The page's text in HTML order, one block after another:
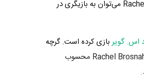
اس. گویر بازی کرده است. گرچه
، بیشتر نبود اما تجربه خوبی برای Rachel Brosnahan محسوب